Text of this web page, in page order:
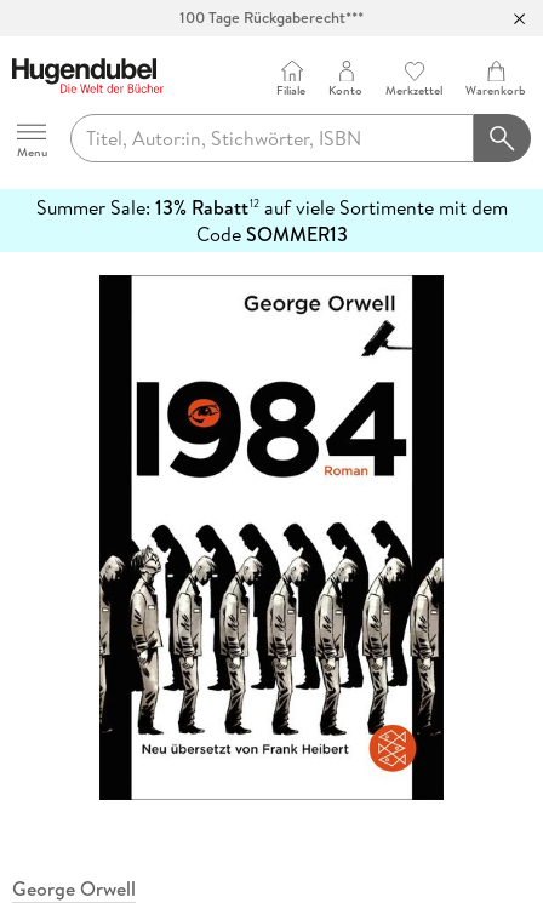
100 Tage Rückgaberecht***
Hugendubel
Menu
Filiale Konto Merkzettel Warenkorb
Summer Sale: 13% Rabatt12auf viele Sortimente mit dem
CodeSOMMER13
erfahren
George Orwell